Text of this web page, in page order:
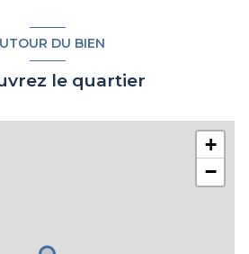
DU BIEN
le quartier
+
−